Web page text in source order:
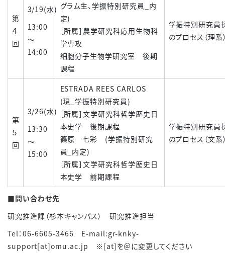
第
４
回
3/19(水)
13:00
～
14:00
グラム生、学振特別研究員_内
定)
［所属］農学研究科応用生物科
学専攻
細胞分子生物学研究室 後期
課程
学振特別研究員
のプロセス（理系
第
５
回
3/26(水)
13:30
～
15:00
ESTRADA REES CARLOS
(現_学振特別研究員)
［所属］文学研究科哲学歴史日
本史学 後期課程
篠原 七彩 (学振特別研究
員_内定)
［所属］文学研究科哲学歴史日
本史学 前期課程
学振特別研究員
のプロセス（文系
■問い合わせ先
研究推進課（杉本キャンパス） 研究推進担当
Tel： 06-6605-3466 E-mail:gr-knky-
support[at]omu.ac.jp
※ [at]を＠に変更してください